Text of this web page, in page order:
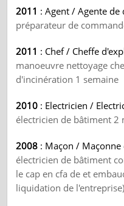
2011 : Agent / Agente de
préparateur de
2011 : Chef / Cheffe
manoeuvre nettoyage
d'incinération 1 semaine
2010 : Electricien /
électricien de bâtiment 2
2008 : Maçon /
électricien de bâtiment
le cap en cfa de et
liquidation de l'entreprise)